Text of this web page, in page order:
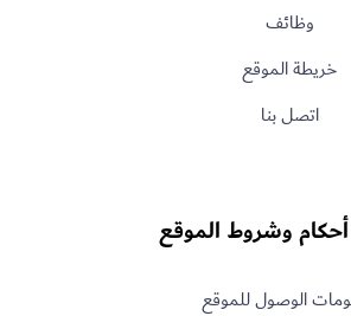
وظائف
خريطة الموقع
اتصل بنا
وشروط الموقع
الوصول للموقع